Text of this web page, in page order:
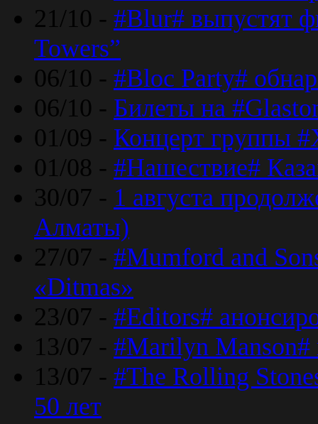
21/10 - #Blur# выпустят
Towers”
06/10 - #Bloc Party#
06/10 - Билеты на
01/09 - Концерт группы
01/08 - #Нашествие#
30/07 - 1 августа
Алматы)
27/07 - #Mumford and
«Ditmas»
23/07 - #Editors#
13/07 - #Marilyn Manson#
13/07 - #The Rolling
50 лет